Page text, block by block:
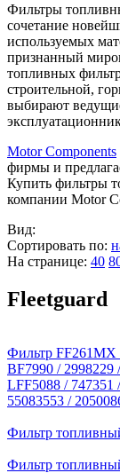
Фильтры
сочетание
используемых
признанный
топливных
строительной,
выбирают
Motor Components
фирмы и
Купить фильтры
компании Motor
Вид:
Сортировать по:
На странице: 40
Fleetguard
Фильтр FF261MX
BF7990 / 2998229
LFF5088 / 747351
55083553 /
Фильтр
Фильтр